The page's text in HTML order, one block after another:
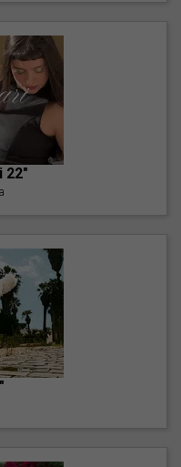
22"